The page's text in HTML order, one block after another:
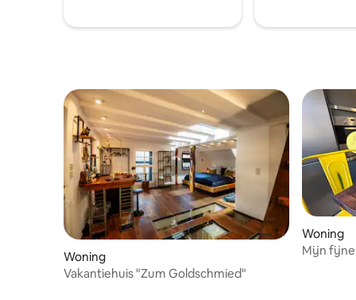
Woning
Vakantiehuis "Zum Goldschmied"
Woning
Mijn fijne